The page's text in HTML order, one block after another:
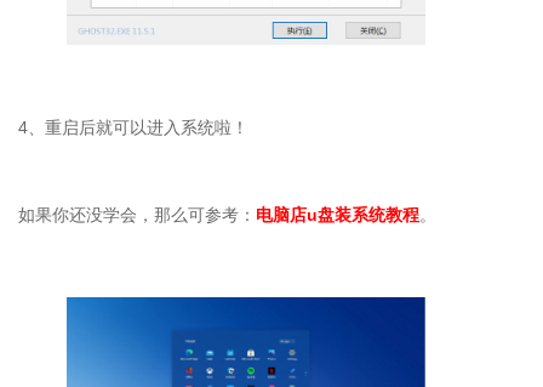
4、重启后就可以进入系统啦！
如果你还没学会，那么可参考： 电脑店u盘装系统教程。